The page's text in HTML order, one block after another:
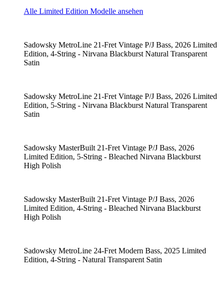
Alle Limited Edition Modelle ansehen
Sadowsky MetroLine 21-Fret Vintage P/J Bass, 2026 Limited
Edition, 4-String - Nirvana Blackburst Natural Transparent
Satin
Sadowsky MetroLine 21-Fret Vintage P/J Bass, 2026 Limited
Edition, 5-String - Nirvana Blackburst Natural Transparent
Satin
Sadowsky MasterBuilt 21-Fret Vintage P/J Bass, 2026
Limited Edition, 5-String - Bleached Nirvana Blackburst
High Polish
Sadowsky MasterBuilt 21-Fret Vintage P/J Bass, 2026
Limited Edition, 4-String - Bleached Nirvana Blackburst
High Polish
Sadowsky MetroLine 24-Fret Modern Bass, 2025 Limited
Edition, 4-String - Natural Transparent Satin